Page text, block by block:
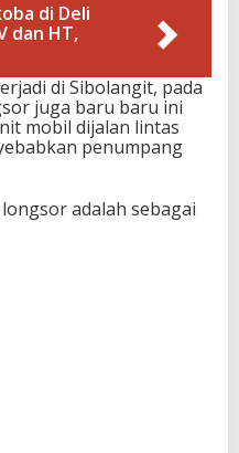
di Deli
dan HT,
di Sibolangit, pada
juga baru baru ini
mobil dijalan lintas
penumpang
adalah sebagai